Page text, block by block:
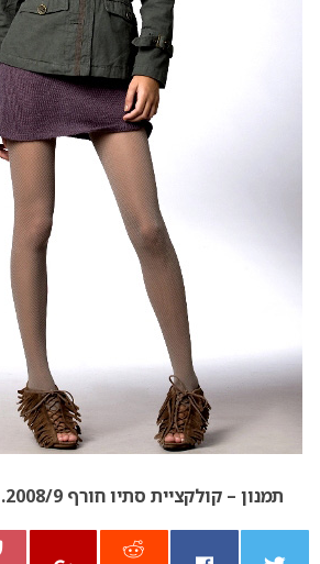
תמנון – קולקציית סתיו חורף 2008/9. צילום: עידו לביא.